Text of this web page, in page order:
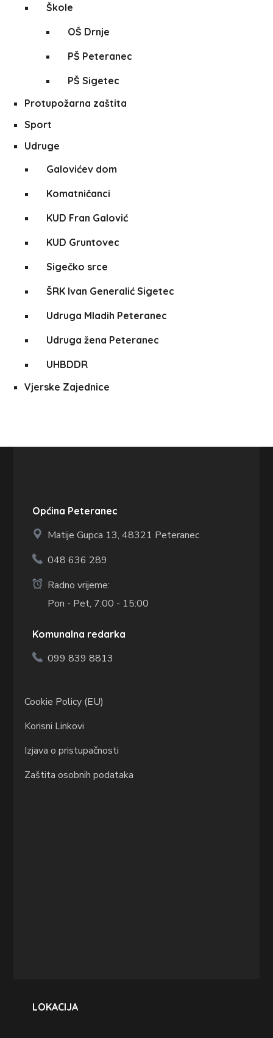
Škole
OŠ Drnje
PŠ Peteranec
PŠ Sigetec
Protupožarna zaštita
Sport
Udruge
Galovićev dom
Komatničanci
KUD Fran Galović
KUD Gruntovec
Sigečko srce
ŠRK Ivan Generalić Sigetec
Udruga Mladih Peteranec
Udruga žena Peteranec
UHBDDR
Vjerske Zajednice
Općina Peteranec
Matije Gupca 13,48321 Peteranec
048 636 289
Radno vrijeme:
Pon - Pet, 7:00 - 15:00
Komunalna redarka
099 839 8813
Cookie Policy (EU)
Korisni Linkovi
Izjava o pristupačnosti
Zaštita osobnih podataka
LOKACIJA